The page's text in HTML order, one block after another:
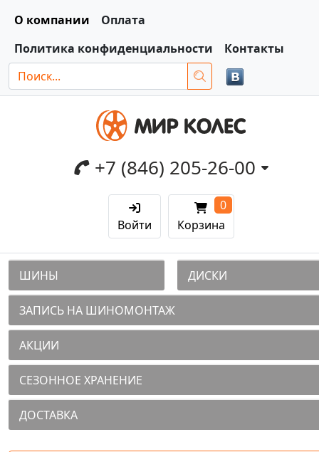
О компании
Оплата
Политика конфиденциальности
Контакты
+7 (846) 205-26-00
Войти Корзина
0
ШИНЫ ДИСКИ
ЗАПИСЬ НА ШИНОМОНТАЖ
АКЦИИ
СЕЗОННОЕ ХРАНЕНИЕ
ДОСТАВКА